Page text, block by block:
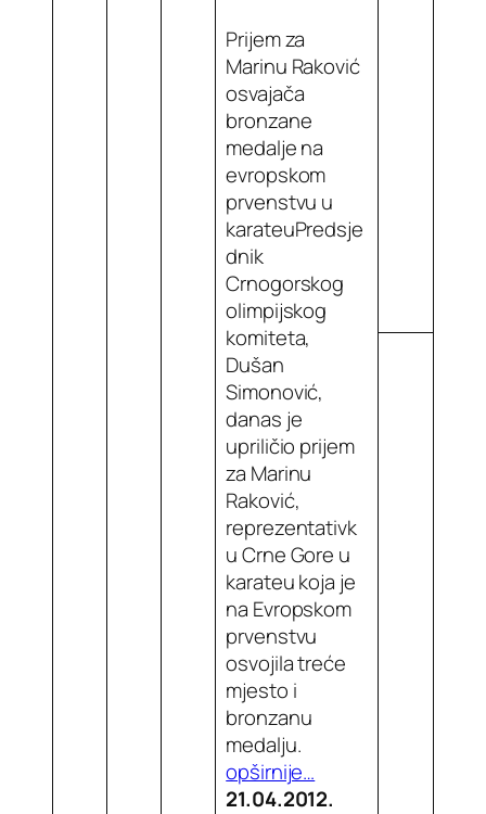
Prijem za
Marinu Raković
osvajača
bronzane
medalje na
evropskom
prvenstvu u
karateuPredsje
dnik
Crnogorskog
olimpijskog
komiteta,
Dušan
Simonović,
danas je
upriličio prijem
za Marinu
Raković,
reprezentativk
u Crne Gore u
karateu koja je
na Evropskom
prvenstvu
osvojila treće
mjesto i
bronzanu
medalju.
opširnije…
21.04.2012.